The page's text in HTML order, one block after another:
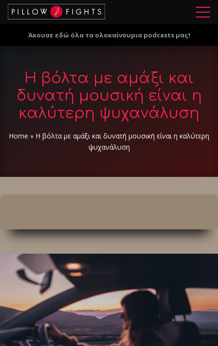
Μ
ο
Άκουσε εδώ όλα τα ολοκαίνουρια podcasts μας!
Η βόλτα με αμάξι και
δυνατή μουσική είναι η
καλύτερη ψυχανάλυση
Home » Η βόλτα με αμάξι και δυνατή μουσική είναι η καλύτερη
ψυχανάλυση